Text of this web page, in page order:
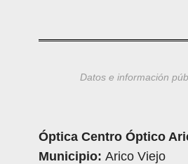
Datos e información
Óptica Centro Óptico
Municipio: Arico Viejo